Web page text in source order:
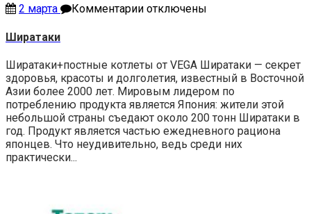
2 марта Комментариикотключены
Ширатаки
Ширатаки+постные котлеты от VEGA Ширатаки — секрет
здоровья, красоты и долголетия, известный в Восточной
Азии более 2000 лет. Мировым лидером по
потреблению продукта является Япония: жители этой
небольшой страны съедают около 200 тонн Ширатаки в
год. Продукт является частью ежедневного рациона
японцев. Что неудивительно, ведь среди них
практически...